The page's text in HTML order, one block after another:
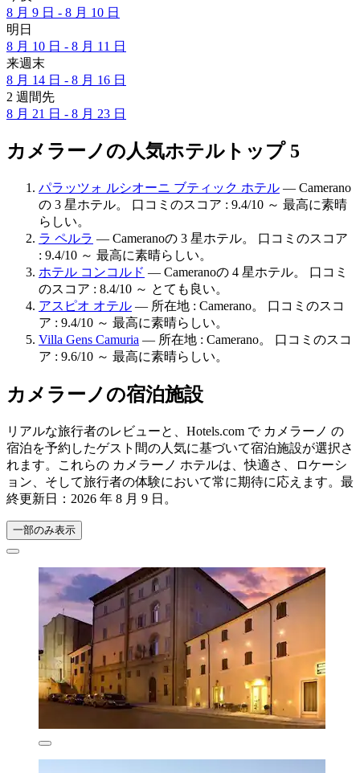
8 月 9 日 - 8 月 10 日
明日
8 月 10 日 - 8 月 11 日
来週末
8 月 14 日 - 8 月 16 日
2 週間先
8 月 21 日 - 8 月 23 日
カメラーノの人気ホテルトップ 5
パラッツォ ルシオーニ ブティック ホテル — Camerano
の 3 星ホテル。 口コミのスコア : 9.4/10 ～ 最高に素晴
らしい。
ラ ペルラ — Cameranoの 3 星ホテル。 口コミのスコア
: 9.4/10 ～ 最高に素晴らしい。
ホテル コンコルド — Cameranoの 4 星ホテル。 口コミ
のスコア : 8.4/10 ～ とても良い。
アスピオ オテル — 所在地 : Camerano。 口コミのスコ
ア : 9.4/10 ～ 最高に素晴らしい。
Villa Gens Camuria — 所在地 : Camerano。 口コミのスコ
ア : 9.6/10 ～ 最高に素晴らしい。
カメラーノの宿泊施設
リアルな旅行者のレビューと、Hotels.com で カメラーノ の
宿泊を予約したゲスト間の人気に基づいて宿泊施設が選択さ
れます。これらの カメラーノ ホテルは、快適さ、ロケーシ
ョン、そして旅行者の体験において常に期待に応えます。最
終更新日： 2026 年 8 月 9 日 。
一部のみ表示